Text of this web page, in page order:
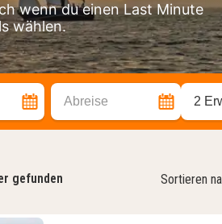
wenn du einen Last Minute
wählen.
Abreise 2
gefunden Sortieren